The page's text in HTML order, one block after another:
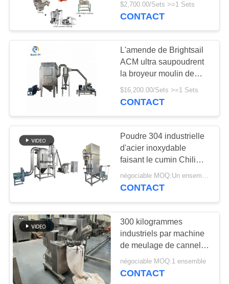
NOUVELLES
PLAN
SITE
PRIVACY
POLICY
machine de
mélangeur de
mélangeur
machine à emballer
remplissante
Une machine plus
sèche de four
66
$2,700.00/Sets >=1 Sets
CONTACT
L'amende de Brightsail
ACM ultra saupoudrent
la broyeur moulin de
séparateur à air de 1500
kg/h heures
$16,200.00/Sets >=1 Sets
CONTACT
Poudre 304 industrielle
d'acier inoxydable
faisant le cumin Chili
Spice Grinder de la
machine 3000kg
négociable MOQ:Un ensemble
CONTACT
300 kilogrammes
industriels par machine
de meulage de cannelle
de capacité d'heure 10 à
120 Mesh Powder
négociable MOQ:1 ensemble
CONTACT